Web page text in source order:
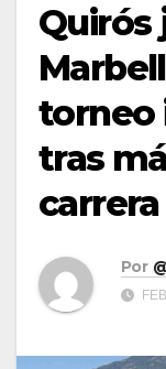
Quirós
torneo
tras
carrera
Por